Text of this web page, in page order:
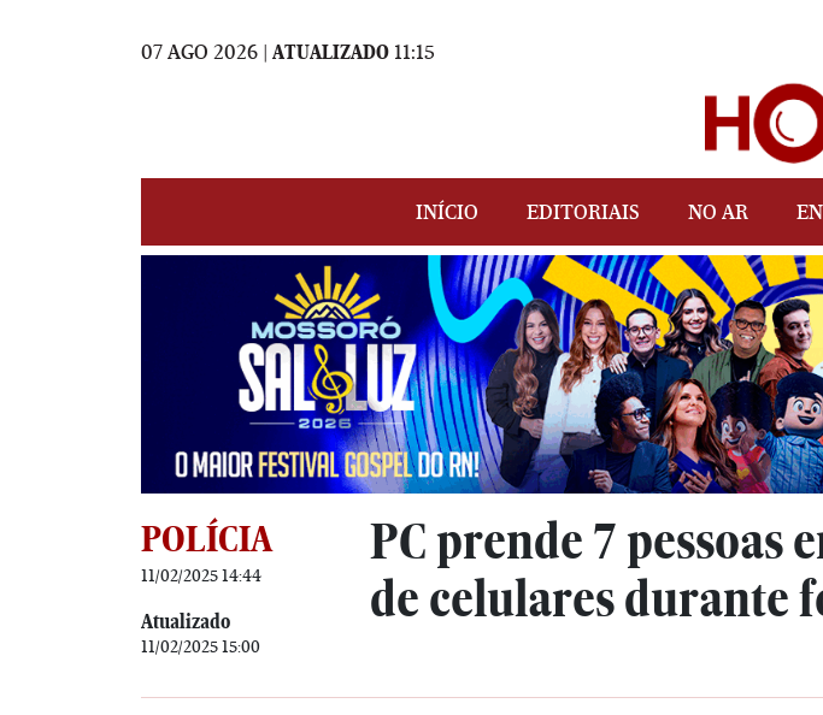
07 AGO 2026 | ATUALIZADO 11:15
INÍCIO EDITORIAIS NO AR
POLÍCIA
11/02/2025 14:44
Atualizado
11/02/2025 15:00
PC prende 7 pessoas
de celulares durante